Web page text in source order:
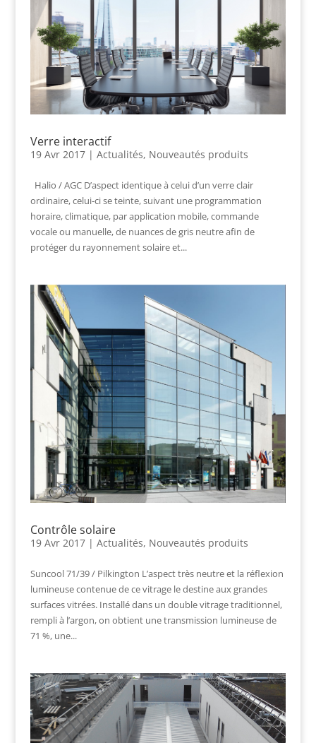
Verre interactif
19 Avr 2017| Actualités, Nouveautés produits
Halio / AGC D’aspect identique à celui d’un verre clair
ordinaire, celui-ci se teinte, suivant une programmation
horaire, climatique, par application mobile, commande
vocale ou manuelle, de nuances de gris neutre afin de
protéger du rayonnement solaire et...
Contrôle solaire
19 Avr 2017| Actualités, Nouveautés produits
Suncool 71/39 / Pilkington L’aspect très neutre et la réflexion
lumineuse contenue de ce vitrage le destine aux grandes
surfaces vitrées. Installé dans un double vitrage traditionnel,
rempli à l’argon, on obtient une transmission lumineuse de
71 %, une...